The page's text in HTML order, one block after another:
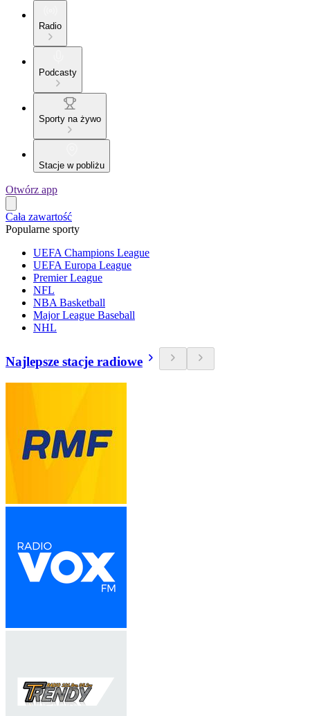
Radio
Podcasty
Sporty na żywo
Stacje w pobliżu
Otwórz app
Cała zawartość
Popularne sporty
UEFA Champions League
UEFA Europa League
Premier League
NFL
NBA Basketball
Major League Baseball
NHL
Najlepsze stacje radiowe